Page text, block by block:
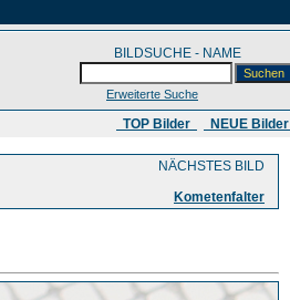
BILDSUCHE - NAME
Erweiterte Suche
​ TOP Bilder NEUE Bilder
NÄCHSTES BILD
Kometenfalter